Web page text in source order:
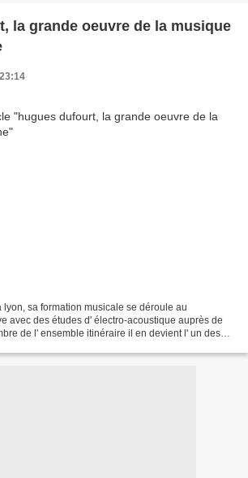
la grande oeuvre de la musique
lyon, sa formation musicale se déroule au
avec des études d' électro-acoustique auprès de
de l' ensemble itinéraire il en devient l' un des